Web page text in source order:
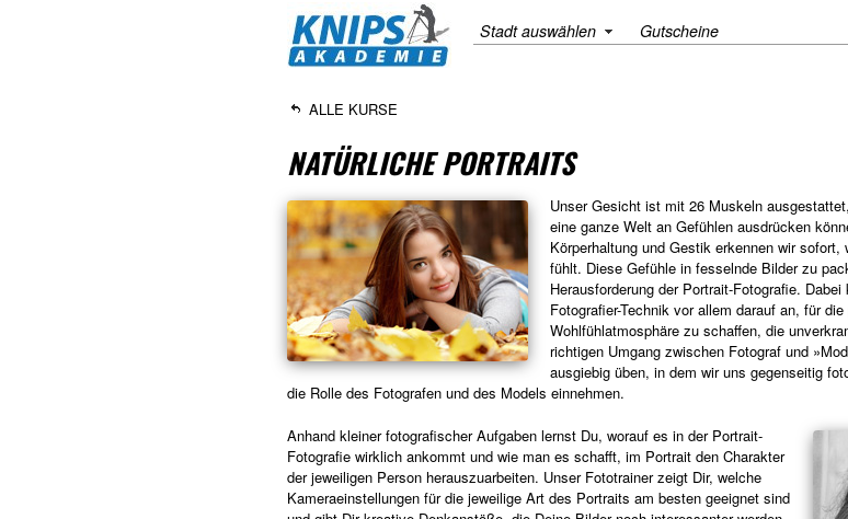
Stadt auswählen Gutscheine
ALLE KURSE
NATÜRLICHE PORTRAITS
Unser Gesicht ist mit 26 Muskeln
eine ganze Welt an Gefühlen ausdrücken
Körperhaltung und Gestik erkennen wir
fühlt. Diese Gefühle in fesselnde Bilder zu
Herausforderung der Portrait-Fotografie.
Fotografier-Technik vor allem darauf an, für
Wohlfühlatmosphäre zu schaffen, die
richtigen Umgang zwischen Fotograf und
ausgiebig üben, in dem wir uns gegenseitig
die Rolle des Fotografen und des Models einnehmen.
Anhand kleiner fotografischer Aufgaben lernst Du, worauf es in der Portrait-
Fotografie wirklich ankommt und wie man es schafft, im Portrait den Charakter
der jeweiligen Person herauszuarbeiten. Unser Fototrainer zeigt Dir, welche
Kameraeinstellungen für die jeweilige Art des Portraits am besten geeignet sind